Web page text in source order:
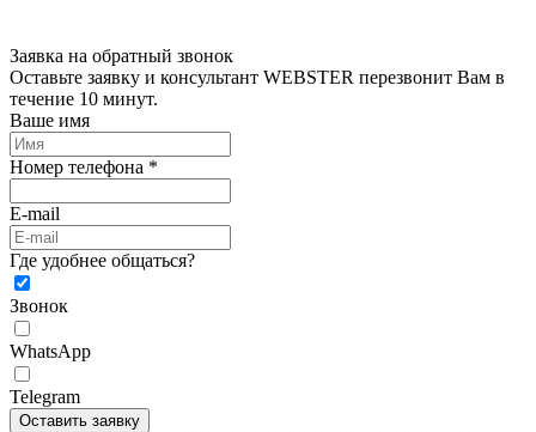
Заявка на обратный звонок
Оставьте заявку и консультант WEBSTER перезвонит Вам в
течение 10 минут.
Ваше имя
Номер телефона *
E-mail
Где удобнее общаться?
Звонок
WhatsApp
Telegram
Оставить заявку